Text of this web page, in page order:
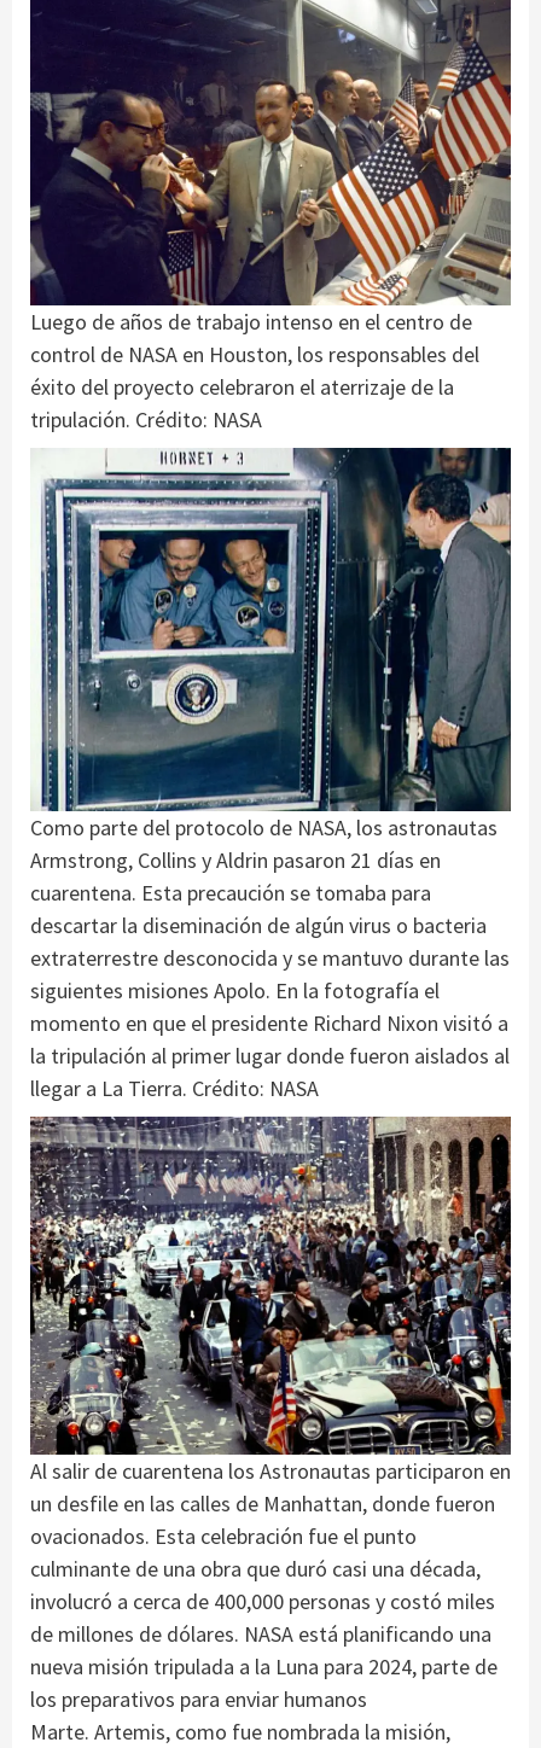
Luego de años de trabajo intenso en el centro de
control de NASA en Houston, los responsables del
éxito del proyecto celebraron el aterrizaje de la
tripulación. Crédito: NASA
Como parte del protocolo de NASA, los astronautas
Armstrong, Collins y Aldrin pasaron 21 días en
cuarentena. Esta precaución se tomaba para
descartar la diseminación de algún virus o bacteria
extraterrestre desconocida y se mantuvo durante las
siguientes misiones Apolo. En la fotografía el
momento en que el presidente Richard Nixon visitó a
la tripulación al primer lugar donde fueron aislados al
llegar a La Tierra. Crédito: NASA
Al salir de cuarentena los Astronautas participaron en
un desfile en las calles de Manhattan, donde fueron
ovacionados. Esta celebración fue el punto
culminante de una obra que duró casi una década,
involucró a cerca de 400,000 personas y costó miles
de millones de dólares. NASA está planificando una
nueva misión tripulada a la Luna para 2024, parte de
los preparativos para enviar humanos
Marte. Artemis, como fue nombrada la misión,